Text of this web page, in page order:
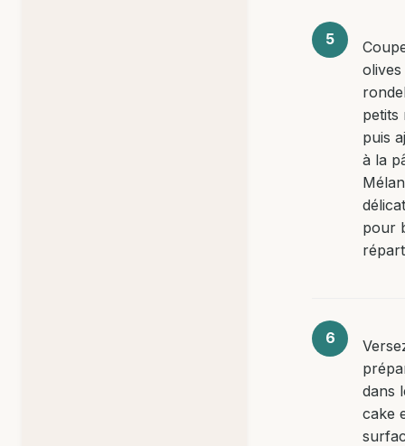
petits
puis
à la
pour
dans
cake